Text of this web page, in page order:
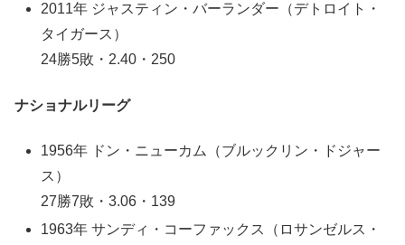
2011年 ジャスティン・バーランダー（デトロイト・
タイガース）
24勝5敗・2.40・250
ナショナルリーグ
1956年 ドン・ニューカム（ブルックリン・ドジャー
ス）
27勝7敗・3.06・139
1963年 サンディ・コーファックス（ロサンゼルス・